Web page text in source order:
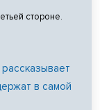
стороне.
в самой